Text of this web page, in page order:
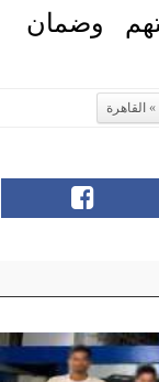
وضمان
القاهرة